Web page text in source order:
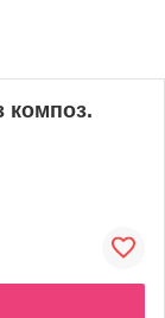
композ.